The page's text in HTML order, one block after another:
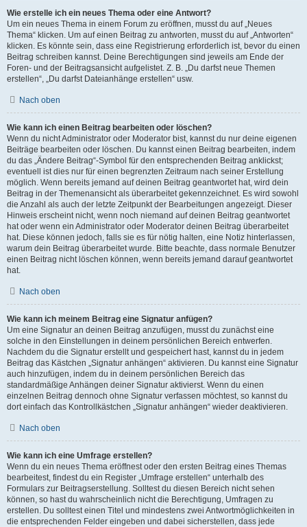
Wie erstelle ich ein neues Thema oder eine Antwort?
Um ein neues Thema in einem Forum zu eröffnen, musst du auf „Neues
Thema“ klicken. Um auf einen Beitrag zu antworten, musst du auf „Antworten“
klicken. Es könnte sein, dass eine Registrierung erforderlich ist, bevor du einen
Beitrag schreiben kannst. Deine Berechtigungen sind jeweils am Ende der
Foren- und der Beitragsansicht aufgelistet. Z. B. „Du darfst neue Themen
erstellen“, „Du darfst Dateianhänge erstellen“ usw.
Nach oben
Wie kann ich einen Beitrag bearbeiten oder löschen?
Wenn du nicht Administrator oder Moderator bist, kannst du nur deine eigenen
Beiträge bearbeiten oder löschen. Du kannst einen Beitrag bearbeiten, indem
du das „Ändere Beitrag“-Symbol für den entsprechenden Beitrag anklickst;
eventuell ist dies nur für einen begrenzten Zeitraum nach seiner Erstellung
möglich. Wenn bereits jemand auf deinen Beitrag geantwortet hat, wird dein
Beitrag in der Themenansicht als überarbeitet gekennzeichnet. Es wird sowohl
die Anzahl als auch der letzte Zeitpunkt der Bearbeitungen angezeigt. Dieser
Hinweis erscheint nicht, wenn noch niemand auf deinen Beitrag geantwortet
hat oder wenn ein Administrator oder Moderator deinen Beitrag überarbeitet
hat. Diese können jedoch, falls sie es für nötig halten, eine Notiz hinterlassen,
warum dein Beitrag überarbeitet wurde. Bitte beachte, dass normale Benutzer
einen Beitrag nicht löschen können, wenn bereits jemand darauf geantwortet
hat.
Nach oben
Wie kann ich meinem Beitrag eine Signatur anfügen?
Um eine Signatur an deinen Beitrag anzufügen, musst du zunächst eine
solche in den Einstellungen in deinem persönlichen Bereich entwerfen.
Nachdem du die Signatur erstellt und gespeichert hast, kannst du in jedem
Beitrag das Kästchen „Signatur anhängen“ aktivieren. Du kannst eine Signatur
auch hinzufügen, indem du in deinem persönlichen Bereich das
standardmäßige Anhängen deiner Signatur aktivierst. Wenn du einen
einzelnen Beitrag dennoch ohne Signatur verfassen möchtest, so kannst du
dort einfach das Kontrollkästchen „Signatur anhängen“ wieder deaktivieren.
Nach oben
Wie kann ich eine Umfrage erstellen?
Wenn du ein neues Thema eröffnest oder den ersten Beitrag eines Themas
bearbeitest, findest du ein Register „Umfrage erstellen“ unterhalb des
Formulars zur Beitragserstellung. Solltest du diesen Bereich nicht sehen
können, so hast du wahrscheinlich nicht die Berechtigung, Umfragen zu
erstellen. Du solltest einen Titel und mindestens zwei Antwortmöglichkeiten in
die entsprechenden Felder eingeben und dabei sicherstellen, dass jede